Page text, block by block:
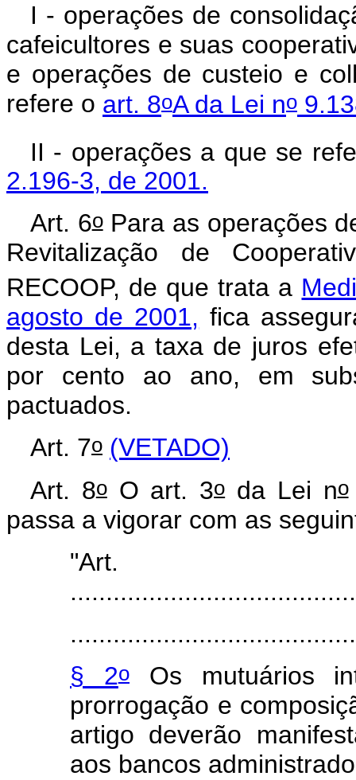
I - operações de
cafeicultores e suas
e operações de custeio e
refere o art. 8oA da Lei no
II - operações a que se
2.196-3, de 2001.
Art. 6oPara as operações
Revitalização de
RECOOP, de que trata a
agosto de 2001, fica
desta Lei, a taxa de juros
por cento ao ano, em
pactuados.
Art. 7o (VETADO)
Art. 8oO art. 3oda Lei no
passa a vigorar com as
§ 2oOs mutuários
prorrogação e
artigo deverão
aos bancos